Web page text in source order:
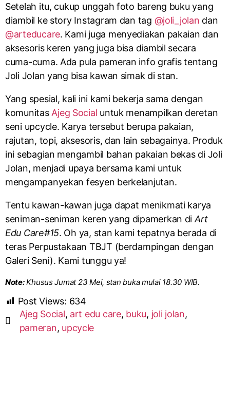
Setelah itu, cukup unggah foto bareng buku yang
diambil ke story Instagram dan tag @joli_jolan dan
@arteducare. Kami juga menyediakan pakaian dan
aksesoris keren yang juga bisa diambil secara
cuma-cuma. Ada pula pameran info grafis tentang
Joli Jolan yang bisa kawan simak di stan.
Yang spesial, kali ini kami bekerja sama dengan
komunitas Ajeg Social untuk menampilkan deretan
seni upcycle. Karya tersebut berupa pakaian,
rajutan, topi, aksesoris, dan lain sebagainya. Produk
ini sebagian mengambil bahan pakaian bekas di Joli
Jolan, menjadi upaya bersama kami untuk
mengampanyekan fesyen berkelanjutan.
Tentu kawan-kawan juga dapat menikmati karya
seniman-seniman keren yang dipamerkan di Art
Edu Care#15. Oh ya, stan kami tepatnya berada di
teras Perpustakaan TBJT (berdampingan dengan
Galeri Seni). Kami tunggu ya!
Note:Khusus Jumat 23 Mei, stan buka mulai 18.30 WIB.
Post Views: 634
Ajeg Social, art edu care, buku, joli jolan,
pameran, upcycle